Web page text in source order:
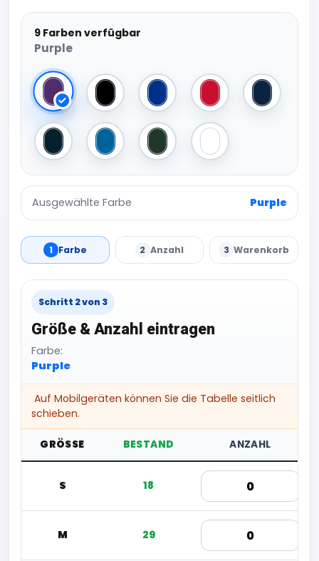
9 Farben verfügbar
Purple
Purple Black Royal Red Navy
French NavySapphire Bottle White
Ausgewählte Farbe Purple
1 Farbe 2 Anzahl 3 Warenkorb
Schritt 2 von 3
Größe & Anzahl eintragen
Farbe:
Purple
Auf Mobilgeräten können Sie die Tabelle seitlich
schieben.
GRÖSSE BESTAND ANZAHL
S 18
M 29